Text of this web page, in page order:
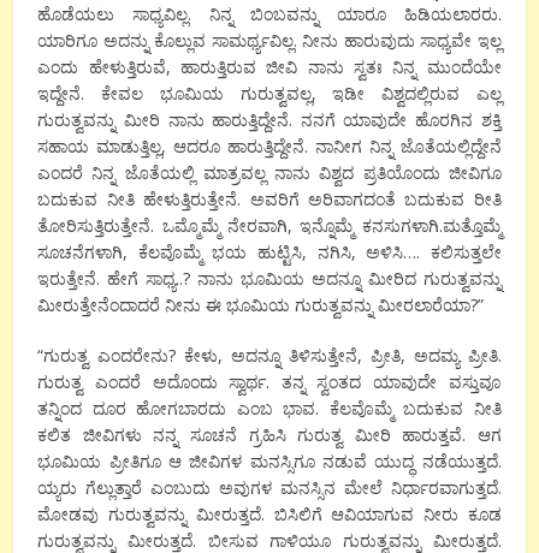
ಹೊಡೆಯಲು ಸಾಧ್ಯವಿಲ್ಲ. ನಿನ್ನ ಬಿಂಬವನ್ನು ಯಾರೂ ಹಿಡಿಯಲಾರರು.
ಯಾರಿಗೂ ಅದನ್ನು ಕೊಲ್ಲುವ ಸಾಮರ್ಥ್ಯವಿಲ್ಲ. ನೀನು ಹಾರುವುದು ಸಾಧ್ಯವೇ ಇಲ್ಲ
ಎಂದು ಹೇಳುತ್ತಿರುವೆ, ಹಾರುತ್ತಿರುವ ಜೀವಿ ನಾನು ಸ್ವತಃ ನಿನ್ನ ಮುಂದೆಯೇ
ಇದ್ದೇನೆ. ಕೇವಲ ಭೂಮಿಯ ಗುರುತ್ವವಲ್ಲ, ಇಡೀ ವಿಶ್ವದಲ್ಲಿರುವ ಎಲ್ಲ
ಗುರುತ್ವವನ್ನು ಮೀರಿ ನಾನು ಹಾರುತ್ತಿದ್ದೇನೆ. ನನಗೆ ಯಾವುದೇ ಹೊರಗಿನ ಶಕ್ತಿ
ಸಹಾಯ ಮಾಡುತ್ತಿಲ್ಲ, ಆದರೂ ಹಾರುತ್ತಿದ್ದೇನೆ. ನಾನೀಗ ನಿನ್ನ ಜೊತೆಯಲ್ಲಿದ್ದೇನೆ
ಎಂದರೆ ನಿನ್ನ ಜೊತೆಯಲ್ಲಿ ಮಾತ್ರವಲ್ಲ ನಾನು ವಿಶ್ವದ ಪ್ರತಿಯೊಂದು ಜೀವಿಗೂ
ಬದುಕುವ ನೀತಿ ಹೇಳುತ್ತಿರುತ್ತೇನೆ. ಅವರಿಗೆ ಅರಿವಾಗದಂತೆ ಬದುಕುವ ರೀತಿ
ತೋರಿಸುತ್ತಿರುತ್ತೇನೆ. ಒಮ್ಮೊಮ್ಮೆ ನೇರವಾಗಿ, ಇನ್ನೊಮ್ಮೆ ಕನಸುಗಳಾಗಿ.ಮತ್ತೊಮ್ಮೆ
ಸೂಚನೆಗಳಾಗಿ, ಕೆಲವೊಮ್ಮೆ ಭಯ ಹುಟ್ಟಿಸಿ, ನಗಿಸಿ, ಅಳಿಸಿ…. ಕಲಿಸುತ್ತಲೇ
ಇರುತ್ತೇನೆ. ಹೇಗೆ ಸಾಧ್ಯ..? ನಾನು ಭೂಮಿಯ ಅದನ್ನೂ ಮೀರಿದ ಗುರುತ್ವವನ್ನು
ಮೀರುತ್ತೇನೆಂದಾದರೆ ನೀನು ಈ ಭೂಮಿಯ ಗುರುತ್ವವನ್ನು ಮೀರಲಾರೆಯಾ?”
“ಗುರುತ್ವ ಎಂದರೇನು? ಕೇಳು, ಅದನ್ನೂ ತಿಳಿಸುತ್ತೇನೆ, ಪ್ರೀತಿ, ಅದಮ್ಯ ಪ್ರೀತಿ.
ಗುರುತ್ವ ಎಂದರೆ ಅದೊಂದು ಸ್ವಾರ್ಥ. ತನ್ನ ಸ್ವಂತದ ಯಾವುದೇ ವಸ್ತುವೂ
ತನ್ನಿಂದ ದೂರ ಹೋಗಬಾರದು ಎಂಬ ಭಾವ. ಕೆಲವೊಮ್ಮೆ ಬದುಕುವ ನೀತಿ
ಕಲಿತ ಜೀವಿಗಳು ನನ್ನ ಸೂಚನೆ ಗ್ರಹಿಸಿ ಗುರುತ್ವ ಮೀರಿ ಹಾರುತ್ತವೆ. ಆಗ
ಭೂಮಿಯ ಪ್ರೀತಿಗೂ ಆ ಜೀವಿಗಳ ಮನಸ್ಸಿಗೂ ನಡುವೆ ಯುದ್ಧ ನಡೆಯುತ್ತದೆ.
ಯ್ಯರು ಗೆಲ್ಲುತ್ತಾರೆ ಎಂಬುದು ಅವುಗಳ ಮನಸ್ಸಿನ ಮೇಲೆ ನಿರ್ಧಾರವಾಗುತ್ತದೆ.
ಮೋಡವು ಗುರುತ್ವವನ್ನು ಮೀರುತ್ತದೆ. ಬಿಸಿಲಿಗೆ ಆವಿಯಾಗುವ ನೀರು ಕೂಡ
ಗುರುತ್ವವನ್ನು ಮೀರುತ್ತದೆ. ಬೀಸುವ ಗಾಳಿಯೂ ಗುರುತ್ವವನ್ನು ಮೀರುತ್ತದೆ.